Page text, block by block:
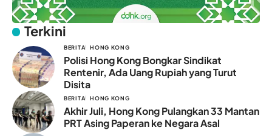
Terkini
BERITA HONG KONG
Polisi Hong Kong Bongkar Sindikat
Rentenir, Ada Uang Rupiah yang Turut
Disita
BERITA HONG KONG
Akhir Juli, Hong Kong Pulangkan 33 Mantan
PRT Asing Paperan ke Negara Asal